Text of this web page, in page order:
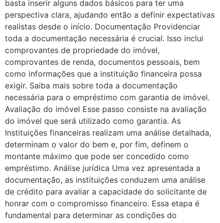
basta inserir alguns dados básicos para ter uma
perspectiva clara, ajudando então a definir expectativas
realistas desde o início. Documentação Providenciar
toda a documentação necessária é crucial. Isso inclui
comprovantes de propriedade do imóvel,
comprovantes de renda, documentos pessoais, bem
como informações que a instituição financeira possa
exigir. Saiba mais sobre toda a documentação
necessária para o empréstimo com garantia de imóvel.
Avaliação do imóvel Esse passo consiste na avaliação
do imóvel que será utilizado como garantia. As
Instituições financeiras realizam uma análise detalhada,
determinam o valor do bem e, por fim, definem o
montante máximo que pode ser concedido como
empréstimo. Análise jurídica Uma vez apresentada a
documentação, as instituições conduzem uma análise
de crédito para avaliar a capacidade do solicitante de
honrar com o compromisso financeiro. Essa etapa é
fundamental para determinar as condições do